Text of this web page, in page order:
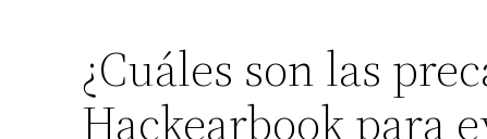
¿Cuáles son las
Hackearbook para